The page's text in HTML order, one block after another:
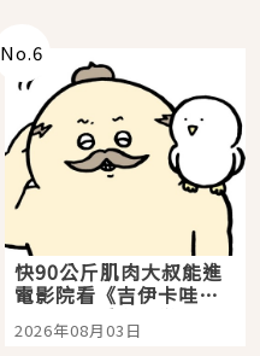
No.6
快90公斤肌肉大叔能進
電影院看《吉伊卡哇》
嗎？日本重金屬樂團
「打首」會長與nagano
2026年08月03日